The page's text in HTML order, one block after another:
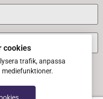
cookies
trafik, anpassa